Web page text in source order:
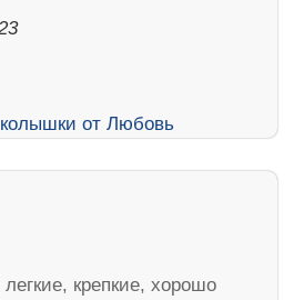
крепкие, хорошо